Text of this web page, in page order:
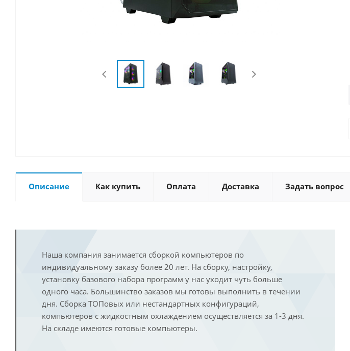
Описание Как купить Оплата Доставка Задать вопрос
Наша компания занимается сборкой компьютеров по
индивидуальному заказу более 20 лет. На сборку, настройку,
установку базового набора программ у нас уходит чуть больше
одного часа. Большинство заказов мы готовы выполнить в течении
дня. Сборка ТОПовых или нестандартных конфигураций,
компьютеров с жидкостным охлаждением осуществляется за 1-3 дня.
На складе имеются готовые компьютеры.